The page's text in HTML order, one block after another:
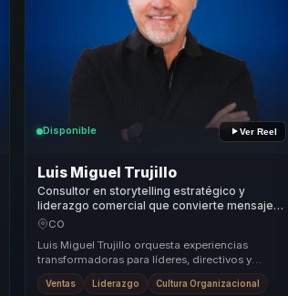
Disponible Ver Reel
Luis Miguel Trujillo
Consultor en storytelling estratégico y
liderazgo comercial que convierte mensajes
complejos en recordación, influencia y
CO
Luis Miguel Trujillo orquesta experiencias
transformadoras para líderes, directivos y
responsables de equipos, ayudándoles a dejar
atrás ...
Ventas Liderazgo Cultura Organizacional